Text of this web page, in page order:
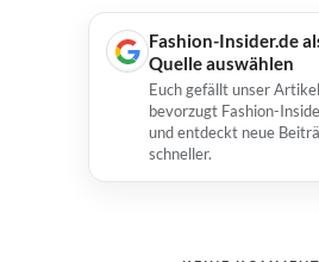
Fashion-Insider.de
Quelle auswählen
Euch gefällt unser
bevorzugt Fashion-
und entdeckt neue
schneller.